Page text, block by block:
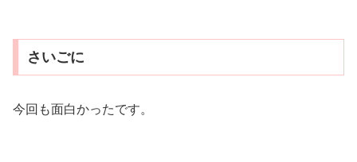
さいごに
今回も面白かったです。